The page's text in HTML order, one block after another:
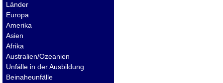
Länder
Europa
Amerika
Asien
Afrika
Australien/Ozeanien
Unfälle in der Ausbildung
Beinaheunfälle